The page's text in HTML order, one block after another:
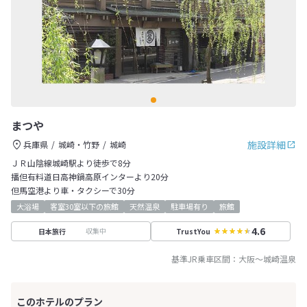
まつや
施設詳細
兵庫県 城崎・竹野
城崎
ＪＲ山陰線城崎駅より徒歩で8分
播但有料道日高神鍋高原インターより20分
但馬空港より車・タクシーで30分
大浴場 客室30室以下の旅館 天然温泉 駐車場有り 旅館
日本旅行 収集中 TrustYou 4.6
基準JR乗車区間： 大阪～城崎温泉